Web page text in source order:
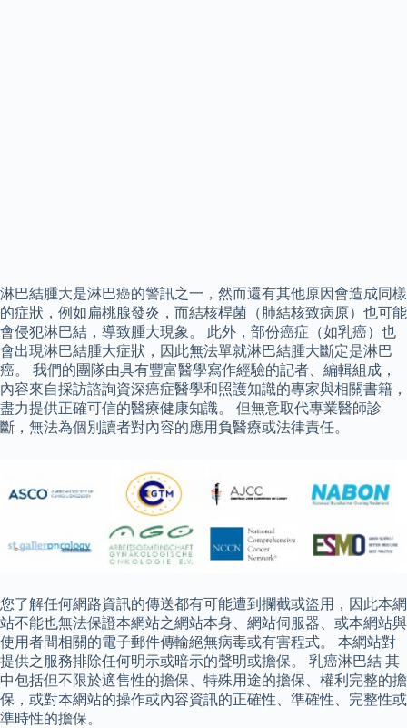
淋巴結腫大是淋巴癌的警訊之一，然而還有其他原因會造成同樣
的症狀，例如扁桃腺發炎，而結核桿菌（肺結核致病原）也可能
會侵犯淋巴結，導致腫大現象。 此外，部份癌症（如乳癌）也
會出現淋巴結腫大症狀，因此無法單就淋巴結腫大斷定是淋巴
癌。 我們的團隊由具有豐富醫學寫作經驗的記者、編輯組成，
內容來自採訪諮詢資深癌症醫學和照護知識的專家與相關書籍，
盡力提供正確可信的醫療健康知識。 但無意取代專業醫師診
斷，無法為個別讀者對內容的應用負醫療或法律責任。
您了解任何網路資訊的傳送都有可能遭到攔截或盜用，因此本網
站不能也無法保證本網站之網站本身、網站伺服器、或本網站與
使用者間相關的電子郵件傳輸絕無病毒或有害程式。 本網站對
提供之服務排除任何明示或暗示的聲明或擔保。 乳癌淋巴結 其
中包括但不限於適售性的擔保、特殊用途的擔保、權利完整的擔
保，或對本網站的操作或內容資訊的正確性、準確性、完整性或
準時性的擔保。